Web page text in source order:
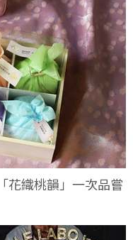
花織桃韻」一次品嘗